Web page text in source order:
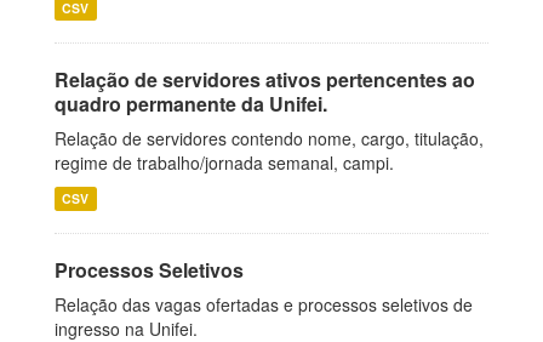
CSV
Relação de servidores ativos pertencentes ao
quadro permanente da Unifei.
Relação de servidores contendo nome, cargo, titulação,
regime de trabalho/jornada semanal, campi.
CSV
Processos Seletivos
Relação das vagas ofertadas e processos seletivos de
ingresso na Unifei.